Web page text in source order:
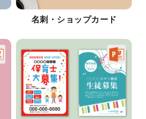
名刺・ショップカード